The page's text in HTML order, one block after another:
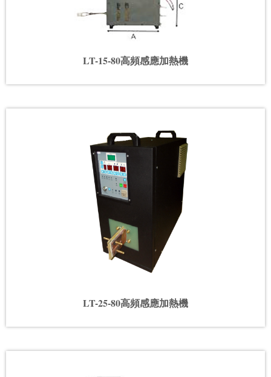
LT-15-80高頻感應加熱機
LT-25-80高頻感應加熱機